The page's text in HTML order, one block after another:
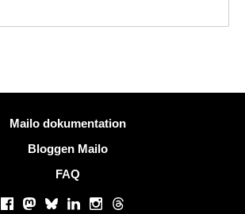
Mailo dokumentation
Bloggen Mailo
FAQ
Facebook
Mastodon
BlueskyLinkedInInstagram
Threads